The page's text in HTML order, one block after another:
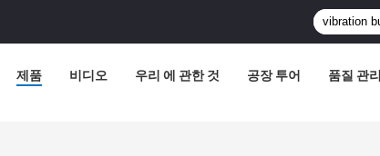
제품 비디오 우리 에 관한 것 공장 투어 품질 관리